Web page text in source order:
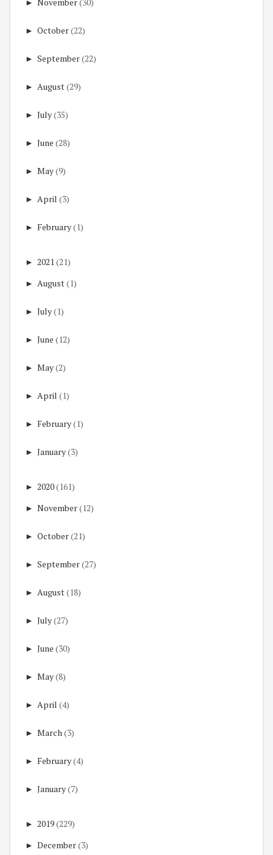
► October(22)
► September(22)
► August(29)
► July(35)
► June (28)
► May(9)
► April (3)
► February(1)
► 2021 (21)
► August(1)
► July(1)
► June (12)
► May(2)
► April (1)
► February(1)
► January(3)
► 2020(161)
► November(12)
► October(21)
► September(27)
► August(18)
► July(27)
► June (30)
► May(8)
► April (4)
► March(3)
► February(4)
► January(7)
► 2019(229)
► December(3)